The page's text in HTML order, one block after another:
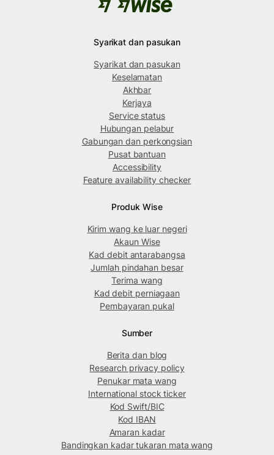
Syarikat dan pasukan
Syarikat dan pasukan
Keselamatan
Akhbar
Kerjaya
Service status
Hubungan pelabur
Gabungan dan perkongsian
Pusat bantuan
Accessibility
Feature availability checker
Produk Wise
Kirim wang ke luar negeri
Akaun Wise
Kad debit antarabangsa
Jumlah pindahan besar
Terima wang
Kad debit perniagaan
Pembayaran pukal
Sumber
Berita dan blog
Research privacy policy
Penukar mata wang
International stock ticker
Kod Swift/BIC
Kod IBAN
Amaran kadar
Bandingkan kadar tukaran mata wang